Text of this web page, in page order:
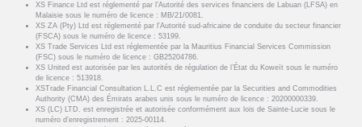
XS Finance Ltd est réglementé par l'Autorité des services financiers de Labuan (LFSA) en
Malaisie sous le numéro de licence : MB/21/0081.
XS ZA (Pty) Ltd est réglementé par l'Autorité sud-africaine de conduite du secteur financier
(FSCA) sous le numéro de licence : 53199.
XS Trade Services Ltd est réglementée par la Mauritius Financial Services Commission
(FSC) sous le numéro de licence : GB25204786.
XS United est autorisée par les autorités de régulation de l’État du Koweït sous le numéro
de licence : 513918.
XSTrade Financial Consultation L.L.C est réglementée par la Securities and Commodities
Authority (CMA) des Émirats arabes unis sous le numéro de licence : 20200000339.
XS (LC) LTD. est enregistrée et autorisée conformément aux lois de Sainte-Lucie sous le
numéro d’enregistrement : 2025-00114.